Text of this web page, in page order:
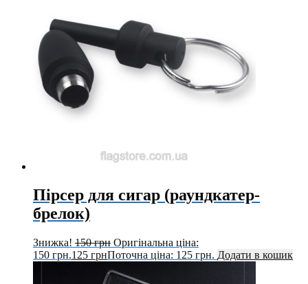
Пірсер для сигар (раундкатер-
брелок)
Знижка! 150грн Оригінальна ціна:
150 грн.125 грнПоточна ціна: 125 грн. Додати в кошик